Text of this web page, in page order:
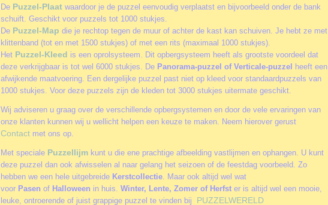
De Puzzel-Plaat waardoor je de puzzel eenvoudig verplaatst en bijvoorbeeld onder de bank
schuift. Geschikt voor puzzels tot 1000 stukjes.
De Puzzel-Map die je rechtop tegen de muur of achter de kast kan schuiven. Je hebt ze met
klittenband (tot en met 1500 stukjes) of met een rits (maximaal 1000 stukjes).
Het Puzzel-Kleed is een oprolsysteem. Dit opbergsysteem heeft als grootste voordeel dat
deze verkrijgbaar is tot wel 6000 stukjes. De Panorama-puzzel of Verticale-puzzel
heeft een
afwijkende maatvoering. Een dergelijke puzzel past niet op kleed voor standaardpuzzels van
1000 stukjes. Voor deze puzzels zijn de kleden tot 3000 stukjes uitermate geschikt.
Wij adviseren u graag over de verschillende opbergsystemen en door de vele ervaringen van
onze klanten kunnen wij u wellicht helpen een keuze te maken. Neem hierover gerust
Contact met ons op.
Met speciale Puzzellijm kunt u die ene prachtige afbeelding vastlijmen en ophangen. U kunt
deze puzzel dan ook afwisselen al naar gelang het seizoen of de feestdag voorbeeld. Zo
hebben we een hele uitgebreide Kerstcollectie. Maar ook altijd wel wat
voor Pasen of Halloween in huis. Winter, Lente, Zomer of Herfst er is altijd wel een mooie,
leuke, ontroerende of juist grappige puzzel te vinden bij PUZZELWERELD